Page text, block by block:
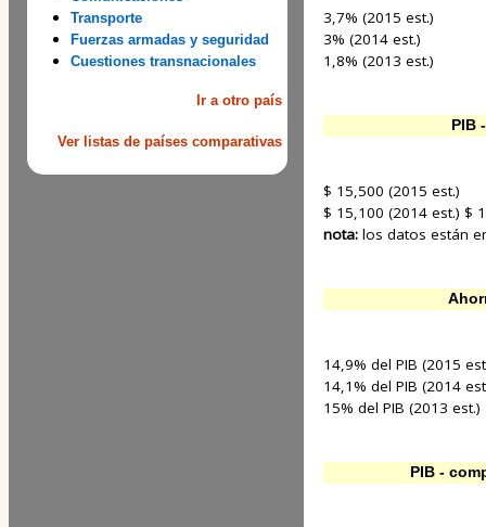
Transporte
Fuerzas armadas y seguridad
Cuestiones transnacionales
Ir a otro país
Ver listas de países comparativas
3,7% (2015 est.)
3% (2014 est.)
1,8% (2013 est.)
PIB
$ 15,500 (2015 est.)
$ 15,100 (2014 est.) $
nota: los datos están
14,9% del PIB (2015
14,1% del PIB (2014
15% del PIB (2013 est.)
PIB -